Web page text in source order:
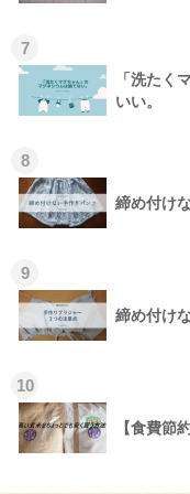
7
「洗たく
いい。
8
締め付け
9
締め付け
10
【食費節